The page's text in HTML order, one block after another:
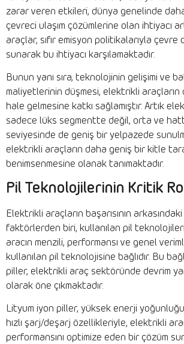
zarar veren etkileri, dünya genelinde
çevreci ulaşım çözümlerine olan ihtiyacı
araçlar, sıfır emisyon politikalarıyla
sunarak bu ihtiyacı karşılamaktadır.
Bunun yanı sıra, teknolojinin gelişimi ve
maliyetlerinin düşmesi, elektrikli araçların
hale gelmesine katkı sağlamıştır. Artık
sadece lüks segmentte değil, orta ve
seviyesinde de geniş bir yelpazede
elektrikli araçların daha geniş bir kitle
benimsenmesine olanak tanımaktadır.
Pil Teknolojilerinin Kritik
Elektrikli araçların başarısının
faktörlerden biri, kullanılan pil
aracın menzili, performansı ve genel
kullanılan pil teknolojisine bağlıdır. Bu
piller, elektrikli araç sektöründe devrim
olarak öne çıkmaktadır.
Lityum iyon piller, yüksek enerji
hızlı şarj/deşarj özellikleriyle, elektrikli
performansını optimize eden bir çözüm